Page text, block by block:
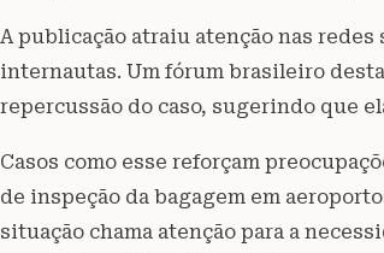
A publicação atraiu atenção nas
internautas. Um fórum brasileiro
repercussão do caso, sugerindo que
Casos como esse reforçam
de inspeção da bagagem em
situação chama atenção para a